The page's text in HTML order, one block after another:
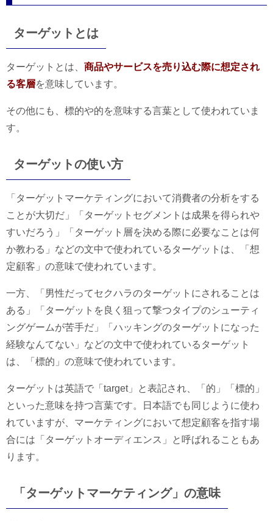
ターゲットとは
ターゲットとは、 商品やサービスを売り込む際に想定され
る客層を意味しています。
その他にも、標的や的を意味する言葉として使われていま
す。
ターゲットの使い方
「ターゲットマーケティングにおいて消費者の分析をする
ことが大切だ」「ターゲットセグメントは成果を得られや
すいだろう」「ターゲット層を決める際に必要なことは何
か教わる」などの文中で使われているターゲットは、「想
定顧客」の意味で使われています。
一方、「男性だってセクハラのターゲットにされることは
ある」「ターゲットを良く狙って撃つタイプのシューティ
ングゲームが苦手だ」「ハッキングのターゲットになった
経験なんてない」などの文中で使われているターゲット
は、「標的」の意味で使われています。
ターゲットは英語で「target」と表記され、「的」「標的」
といった意味を持つ言葉です。日本語でも同じように使わ
れていますが、マーケティングにおいて想定顧客を指す場
合には「ターゲットオーディエンス」と呼ばれることもあ
ります。
「ターゲットマーケティング」の意味